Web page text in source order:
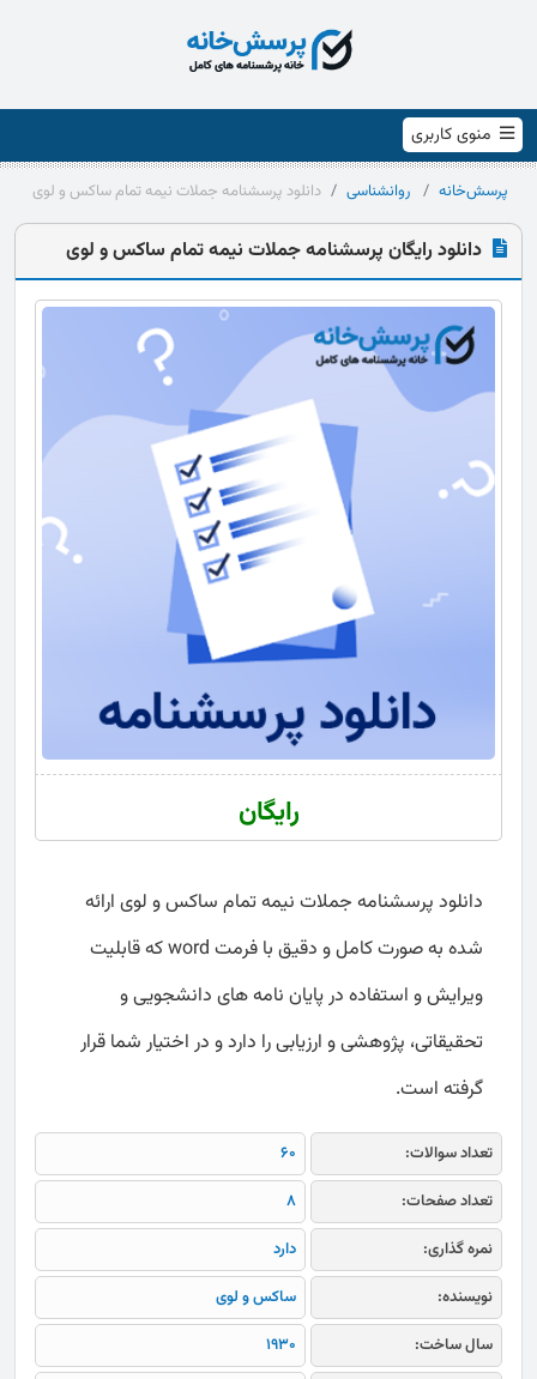
منوی کاربری
پرسش‌خانه روانشناسی دانلود پرسشنامه جملات نیمه تمام ساکس و لوی
دانلود رایگان پرسشنامه جملات نیمه تمام ساکس و لوی
رایگان
دانلود پرسشنامه جملات نیمه تمام ساکس و لوی ارائه
شده به صورت کامل و دقیق با فرمت word که قابلیت
ویرایش و استفاده در پایان نامه های دانشجویی و
تحقیقاتی، پژوهشی و ارزیابی را دارد و در اختیار شما قرار
گرفته است.
تعداد سوالات:
60
تعداد صفحات:
8
نمره گذاری:
دارد
نویسنده:
ساکس و لوی
سال ساخت:
1930